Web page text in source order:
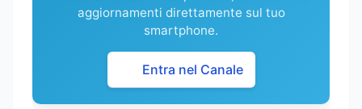
aggiornamenti direttamente sul tuo
smartphone.
Entra nel Canale